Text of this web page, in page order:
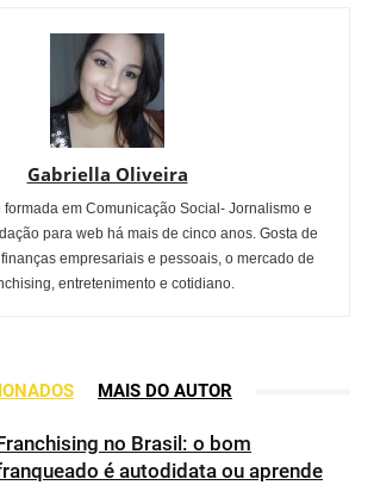
Gabriella Oliveira
formada em Comunicação Social- Jornalismo e
para web há mais de cinco anos. Gosta de
empresariais e pessoais, o mercado de
entretenimento e cotidiano.
MAIS DO AUTOR
no Brasil: o bom
é autodidata ou aprende